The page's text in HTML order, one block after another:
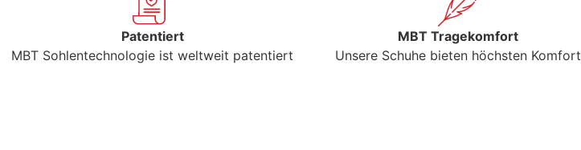
Patentiert
MBT Sohlentechnologie ist weltweit patentiert
MBT Tragekomfort
Unsere Schuhe bieten höchsten Komfort